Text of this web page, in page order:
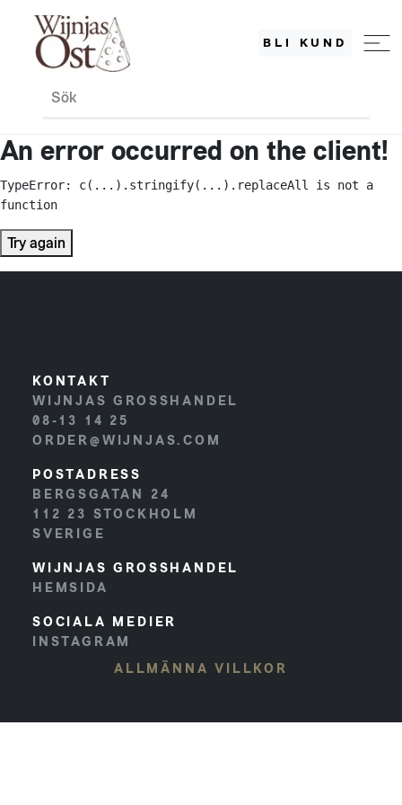
BLI KUND
Sök
An error occurred on the client!
TypeError: c(...).stringify(...).replaceAll is not a
function
Try again
KONTAKT
WIJNJAS GROSSHANDEL
08-13 14 25
ORDER@WIJNJAS.COM
POSTADRESS
BERGSGATAN 24
112 23 STOCKHOLM
SVERIGE
WIJNJAS GROSSHANDEL
HEMSIDA
SOCIALA MEDIER
INSTAGRAM
ALLMÄNNA VILLKOR